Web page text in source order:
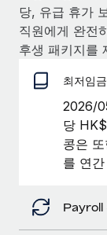
채용 후보자
규정 준수 관
기기 관리
전 세계 IT 장
법인 설립
법인 설립을
글로벌 인재
직원 해외 이전
모든 리소스
블로그
글로벌 급여
EOR 및 PEO
계약자 관리
블로그 둘러보
당, 유급 휴가
직원에게 완전
후생 패키지를
최저임금
2026/
당
콩은
를 연
Payroll